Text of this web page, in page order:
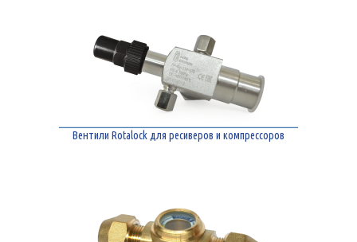
Вентили Rotalock для ресиверов и компрессоров